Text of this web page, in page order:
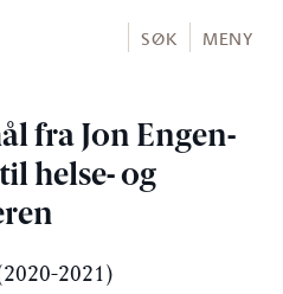
SØK MENY
fra Jon Engen-
helse- og
2021)